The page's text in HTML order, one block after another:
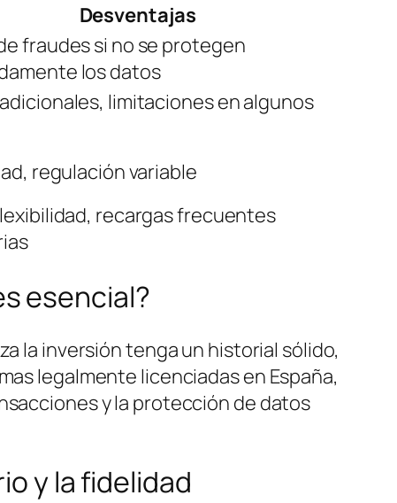
Desventajas
fraudes si no se protegen
los datos
limitaciones en algunos
regulación variable
recargas frecuentes
esencial?
la inversión tenga un historial sólido,
legalmente licenciadas en España,
y la protección de datos
y la fidelidad